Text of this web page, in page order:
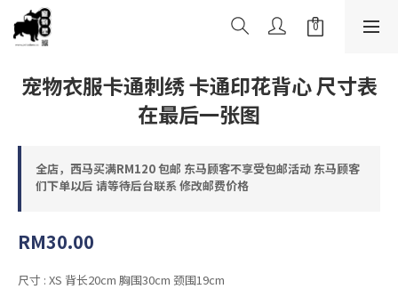
宠物衣服卡通刺绣 卡通印花背心 尺寸表
在最后一张图
全店，西马买满RM120 包邮 东马顾客不享受包邮活动 东马顾客
们下单以后 请等待后台联系 修改邮费价格
RM30.00
尺寸 : XS 背长20cm 胸围30cm 颈围19cm